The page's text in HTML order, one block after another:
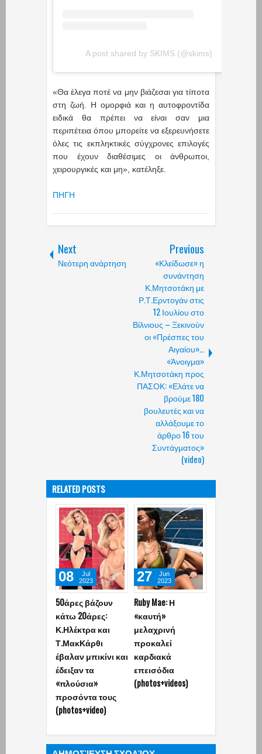
A post shared by SKIMS (@skims)
«Θα έλεγα ποτέ να μην βιάζεσαι για τίποτα
στη ζωή. Η ομορφιά και η αυτοφροντίδα
ειδικά θα πρέπει να είναι σαν μια
περιπέτεια όπου μπορείτε να εξερευνήσετε
όλες τις εκπληκτικές σύγχρονες επιλογές
που έχουν διαθέσιμες οι άνθρωποι,
χειρουργικές και μη», κατέληξε.
ΠΗΓΗ
Next
Νεότερη ανάρτηση
Previous
«Κλείδωσε» η
συνάντηση
Κ.Μητσοτάκη με
Ρ.Τ.Ερντογάν στις
12 Ιουλίου στο
Βίλνιους – Ξεκινούν
οι «Πρέσπες του
Αιγαίου»…
«Άνοιγμα»
Κ.Μητσοτάκη προς
ΠΑΣΟΚ: «Ελάτε να
βρούμε 180
βουλευτές και να
αλλάξουμε το
άρθρο 16 του
Συντάγματος»
(video)
RELATED POSTS
50άρες βάζουν
κάτω 20άρες:
Κ.Ηλέκτρα και
Τ.ΜακΚάρθι
έβαλαν μπικίνι και
έδειξαν τα
«πλούσια»
προσόντα τους
(photos+video)
08
Jul
2023
Ruby Mae: Η
«καυτή»
μελαχρινή
προκαλεί
καρδιακά
επεισόδια
(photos+videos)
27
Jun
2023